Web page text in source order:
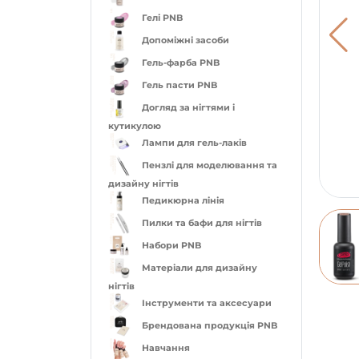
Гелі PNB
Допоміжні засоби
Гель-фарба PNB
Гель пасти PNB
Догляд за нігтями і
кутикулою
Лампи для гель-лаків
Пензлі для моделювання та
дизайну нігтів
Педикюрна лінія
Пилки та бафи для нігтів
Набори PNB
Матеріали для дизайну
нігтів
Інструменти та аксесуари
Брендована продукція PNB
Навчання